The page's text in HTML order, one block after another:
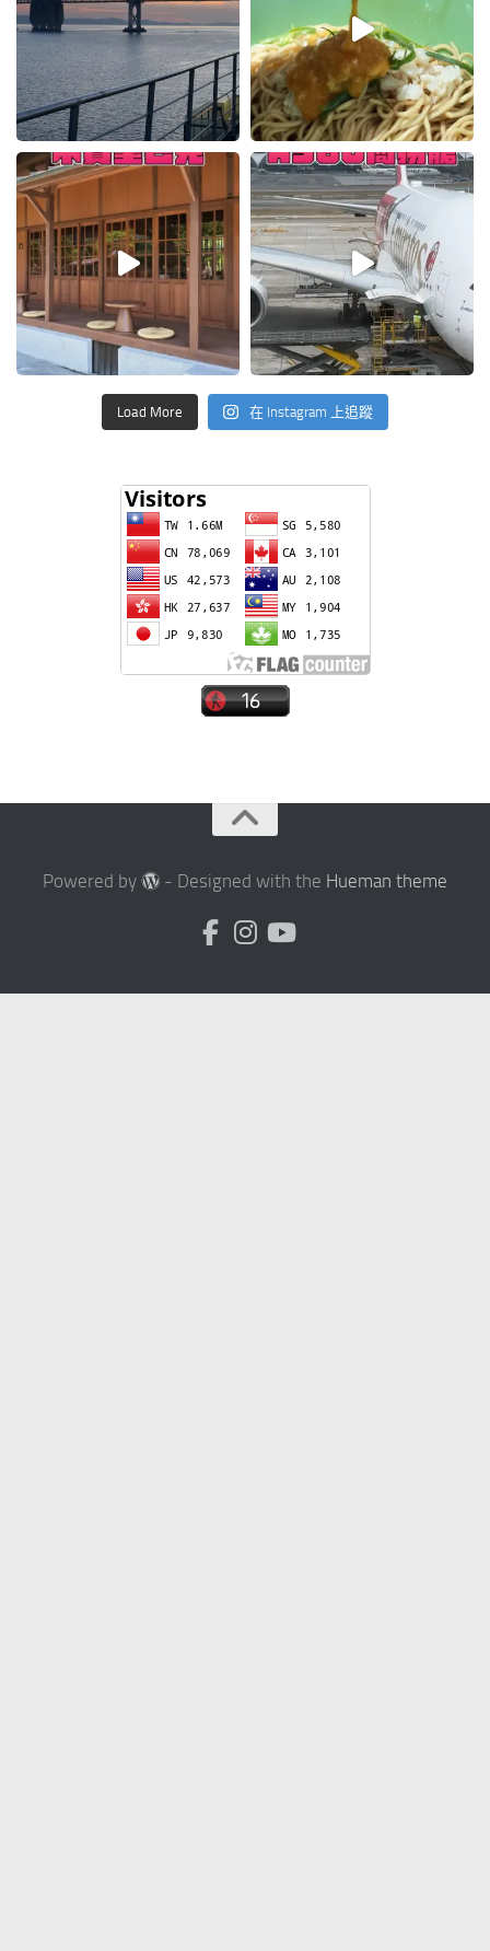
Load More 在 Instagram 上追蹤
Powered by - Designed with the Hueman theme